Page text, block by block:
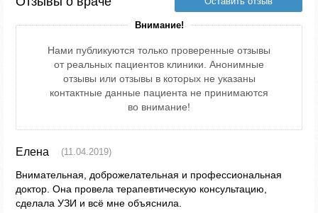
Внимание!
Нами публикуются только проверенные отзывы
от реальных пациентов клиники. Анонимные
отзывы или отзывы в которых не указаны
контактные данные пациента не принимаются
во внимание!
Елена (11.04.2019)
Внимательная, доброжелательная и профессиональная
доктор. Она провела терапевтическую консультацию,
сделала УЗИ и всё мне объяснила.